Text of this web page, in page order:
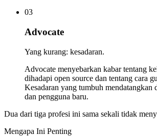
03
Advocate
Yang kurang: kesadaran.
Advocate menyebarkan kabar tentang
dihadapi open source dan tentang cara
Kesadaran yang tumbuh mendatangkan
dan pengguna baru.
Dua dari tiga profesi ini sama sekali tidak
Mengapa Ini Penting